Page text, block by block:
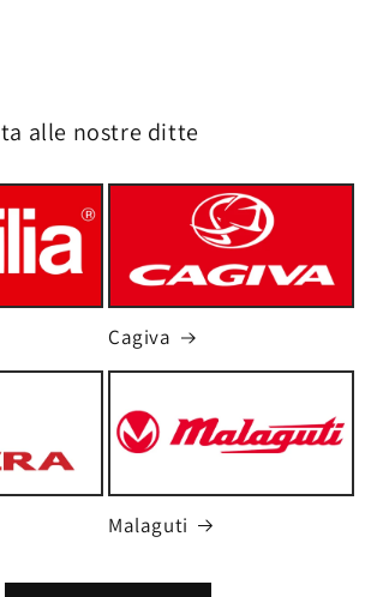
alle nostre ditte
Cagiva
Malaguti